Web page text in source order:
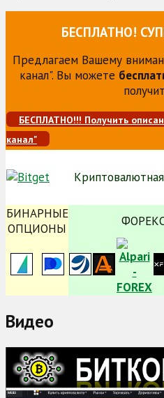
БЕСПЛАТНО!
Предлагаем Вашему
канал". Вы можете
БЕСПЛАТНО!!! Получить
канал"
БИНАРНЫЕ
ОПЦИОНЫ
Видео